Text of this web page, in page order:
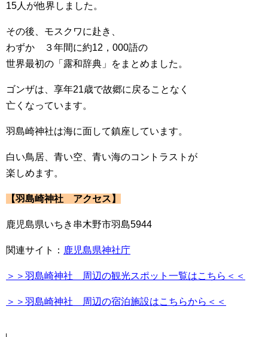
15人が他界しました。
その後、モスクワに赴き、
わずか ３年間に約12，000語の
世界最初の「露和辞典」をまとめました。
ゴンザは、享年21歳で故郷に戻ることなく
亡くなっています。
羽島崎神社は海に面して鎮座しています。
白い鳥居、青い空、青い海のコントラストが
楽しめます。
【羽島崎神社 アクセス】
鹿児島県いちき串木野市羽島5944
関連サイト： 鹿児島県神社庁
＞＞羽島崎神社 周辺の観光スポット一覧はこちら＜＜
＞＞羽島崎神社 周辺の宿泊施設はこちらから＜＜